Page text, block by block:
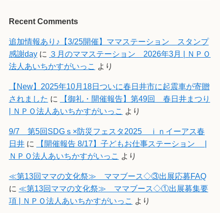
Recent Comments
追加情報あり♪【3/25開催】ママステーション スタンプ
感謝dayに ３月のママステーション 2026年3月 | ＮＰＯ
法人あいちかすがいっこ より
【New】2025年10月18日ついに春日井市に起震車が寄贈
されました に
【御礼・開催報告】第49回 春日井まつり
| ＮＰＯ法人あいちかすがいっこ より
9/7 第5回SDGｓ×防災フェスタ2025 ｉｎイーアス春
日井に
【開催報告 8/17】子どもお仕事ステーション |
ＮＰＯ法人あいちかすがいっこ より
≪第13回ママの文化祭≫ ママブース◇③出展応募FAQ
に ≪第13回ママの文化祭≫ ママブース◇①出展募集要
項 | ＮＰＯ法人あいちかすがいっこ より